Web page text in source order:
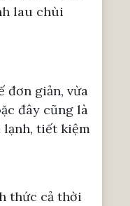
lau chùi
đơn giản, vừa
đây cũng là
lạnh, tiết kiệm
thức cả thời